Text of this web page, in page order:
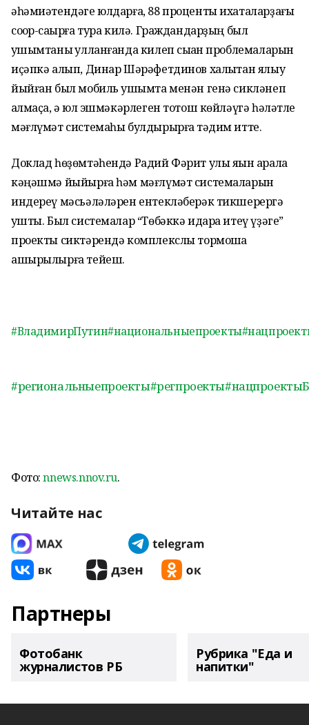
әһәмиәтендәге юлдарға, 88 проценты ихаталарҙағы
соҡор-саҡырға тура килә. Граждандарҙың был
ҡушымтаны ҡулланғанда килеп сыҡҡан проблемаларын
иҫәпкә алып, Динар Шәрәфетдинов халыҡтан ялыу
йыйған был мобиль ҡушымта менән генә сикләнеп
ҡалмаҫҡа, ә юл эшмәкәрлеген тотош көйләүгә һәләтле
мәғлүмәт системаһы булдырырға тәҡдим итте.
Доклад һөҙөмтәһендә Радий Фәрит улы яҡын арала
кәңәшмә йыйырға һәм мәғлүмәт системаларын
индереү мәсьәләләрен ентекләберәк тикшерергә
ҡушты. Был системалар “Төбәккә идара итеү үҙәге”
проекты сиктәрендә комплекслы тормошҡа
ашырылырға тейеш.
#ВладимирПутин#национальныепроекты
#региональныепроекты#регпроекты
Фото:nnews.nnov.ru.
Читайте нас
Партнеры
Фотобанк
журналистов РБ
Рубрика "Еда и
напитки"